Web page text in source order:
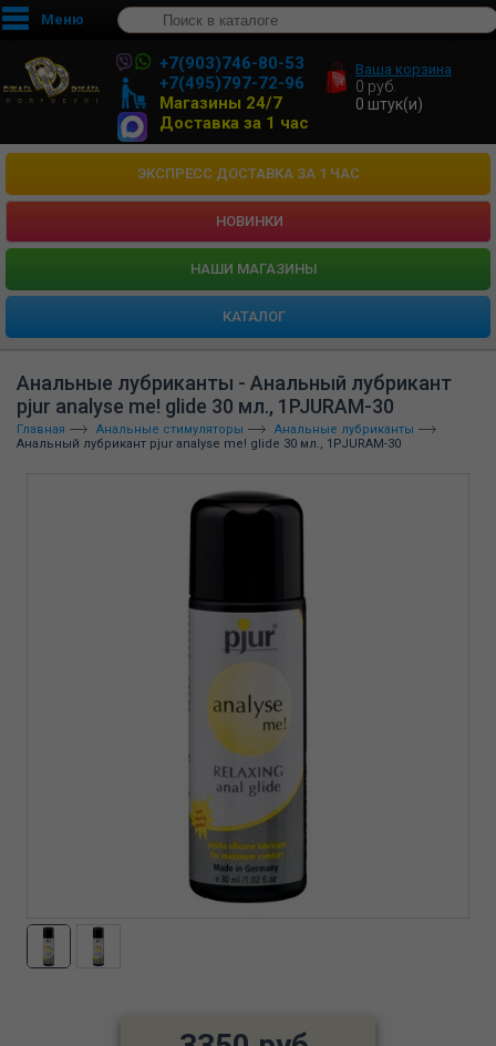
Меню
+7(903)746-80-53
+7(495)797-72-96
Магазины 24/7
Доставка за 1 час
Ваша корзина
0 руб.
0 штук(и)
ЭКСПРЕСС ДОСТАВКА ЗА 1 ЧАС
НОВИНКИ
HАШИ МАГАЗИНЫ
КАТАЛОГ
Анальные лубриканты - Анальный лубрикант
pjur analyse me! glide 30 мл., 1PJURAM-30
Главная Анальные стимуляторы
Анальные лубриканты
Анальный лубрикант pjur analyse me! glide 30 мл., 1PJURAM-30